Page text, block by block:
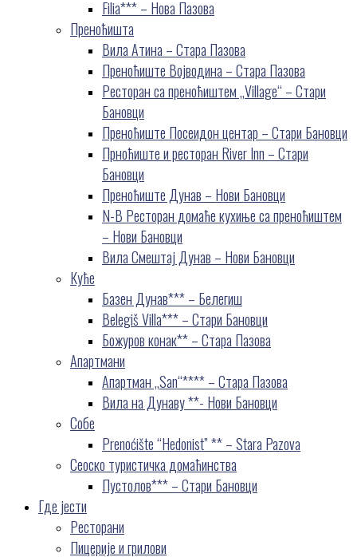
Filia*** – Нова Пазова
Преноћишта
Вила Атина – Стара Пазова
Преноћиште Војводина – Стара Пазова
Ресторан са преноћиштем „Village“ – Стари
Бановци
Преноћиште Посеидон центар – Стари Бановци
Прноћиште и ресторан River Inn – Стари
Бановци
Преноћиште Дунав – Нови Бановци
N-B Ресторан домаће кухиње са преноћиштем
– Нови Бановци
Вила Смештај Дунав – Нови Бановци
Куће
Базен Дунав*** – Белегиш
Belegiš Villa*** – Стари Бановци
Божуров конак** – Стара Пазова
Апартмани
Апартман „San“**** – Стара Пазова
Вила на Дунаву **- Нови Бановци
Собе
Prenoćište “Hedonist” ** – Stara Pazova
Сеоско туристичка домаћинства
Пустолов*** – Стари Бановци
Где јести
Ресторани
Пицерије и грилови